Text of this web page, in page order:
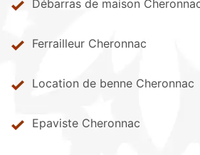
Débarras de maison
Ferrailleur Cheronnac
Location de benne Cheronnac
Epaviste Cheronnac